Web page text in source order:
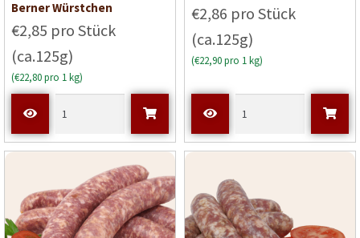
Bewerte
von 5
Berner Würstchen
€2,85 pro Stück
(ca.125g)
(€22,80 pro 1 kg)
€2,86 pro Stück
(ca.125g)
(€22,90 pro 1 kg)